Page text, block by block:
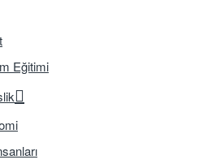
Eğitimi